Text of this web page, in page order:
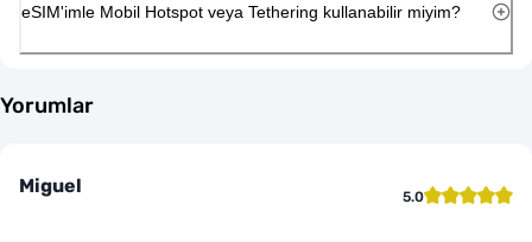
eSIM'imle Mobil Hotspot veya Tethering kullanabilir miyim?
Yorumlar
Miguel 5.0